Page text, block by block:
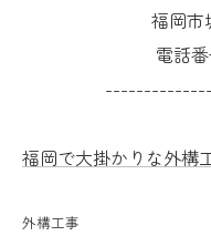
福岡市
電話
福岡で大掛かりな外構
外構工事